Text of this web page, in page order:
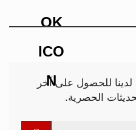
لدينا للحصول على آخر
الحصرية.